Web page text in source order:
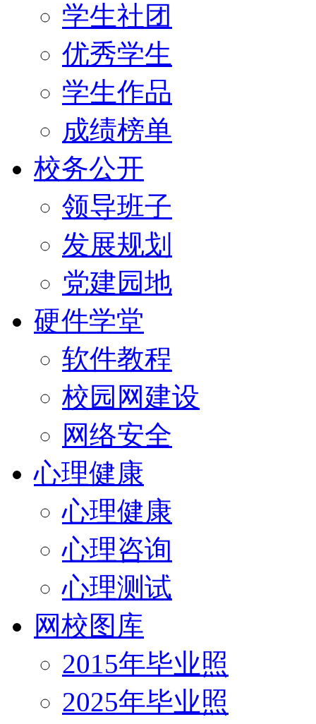
学生社团
优秀学生
学生作品
成绩榜单
校务公开
领导班子
发展规划
党建园地
硬件学堂
软件教程
校园网建设
网络安全
心理健康
心理健康
心理咨询
心理测试
网校图库
2015年毕业照
2025年毕业照